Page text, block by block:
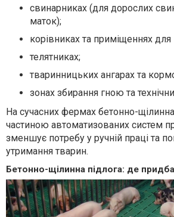
свинарниках (для дорослих
маток);
корівниках та приміщеннях
телятниках;
тваринницьких ангарах та
зонах збирання гною та
На сучасних фермах бетонно-
частиною автоматизованих систем
зменшує потребу у ручній праці та
утримання тварин.
Бетонно-щілинна підлога: де